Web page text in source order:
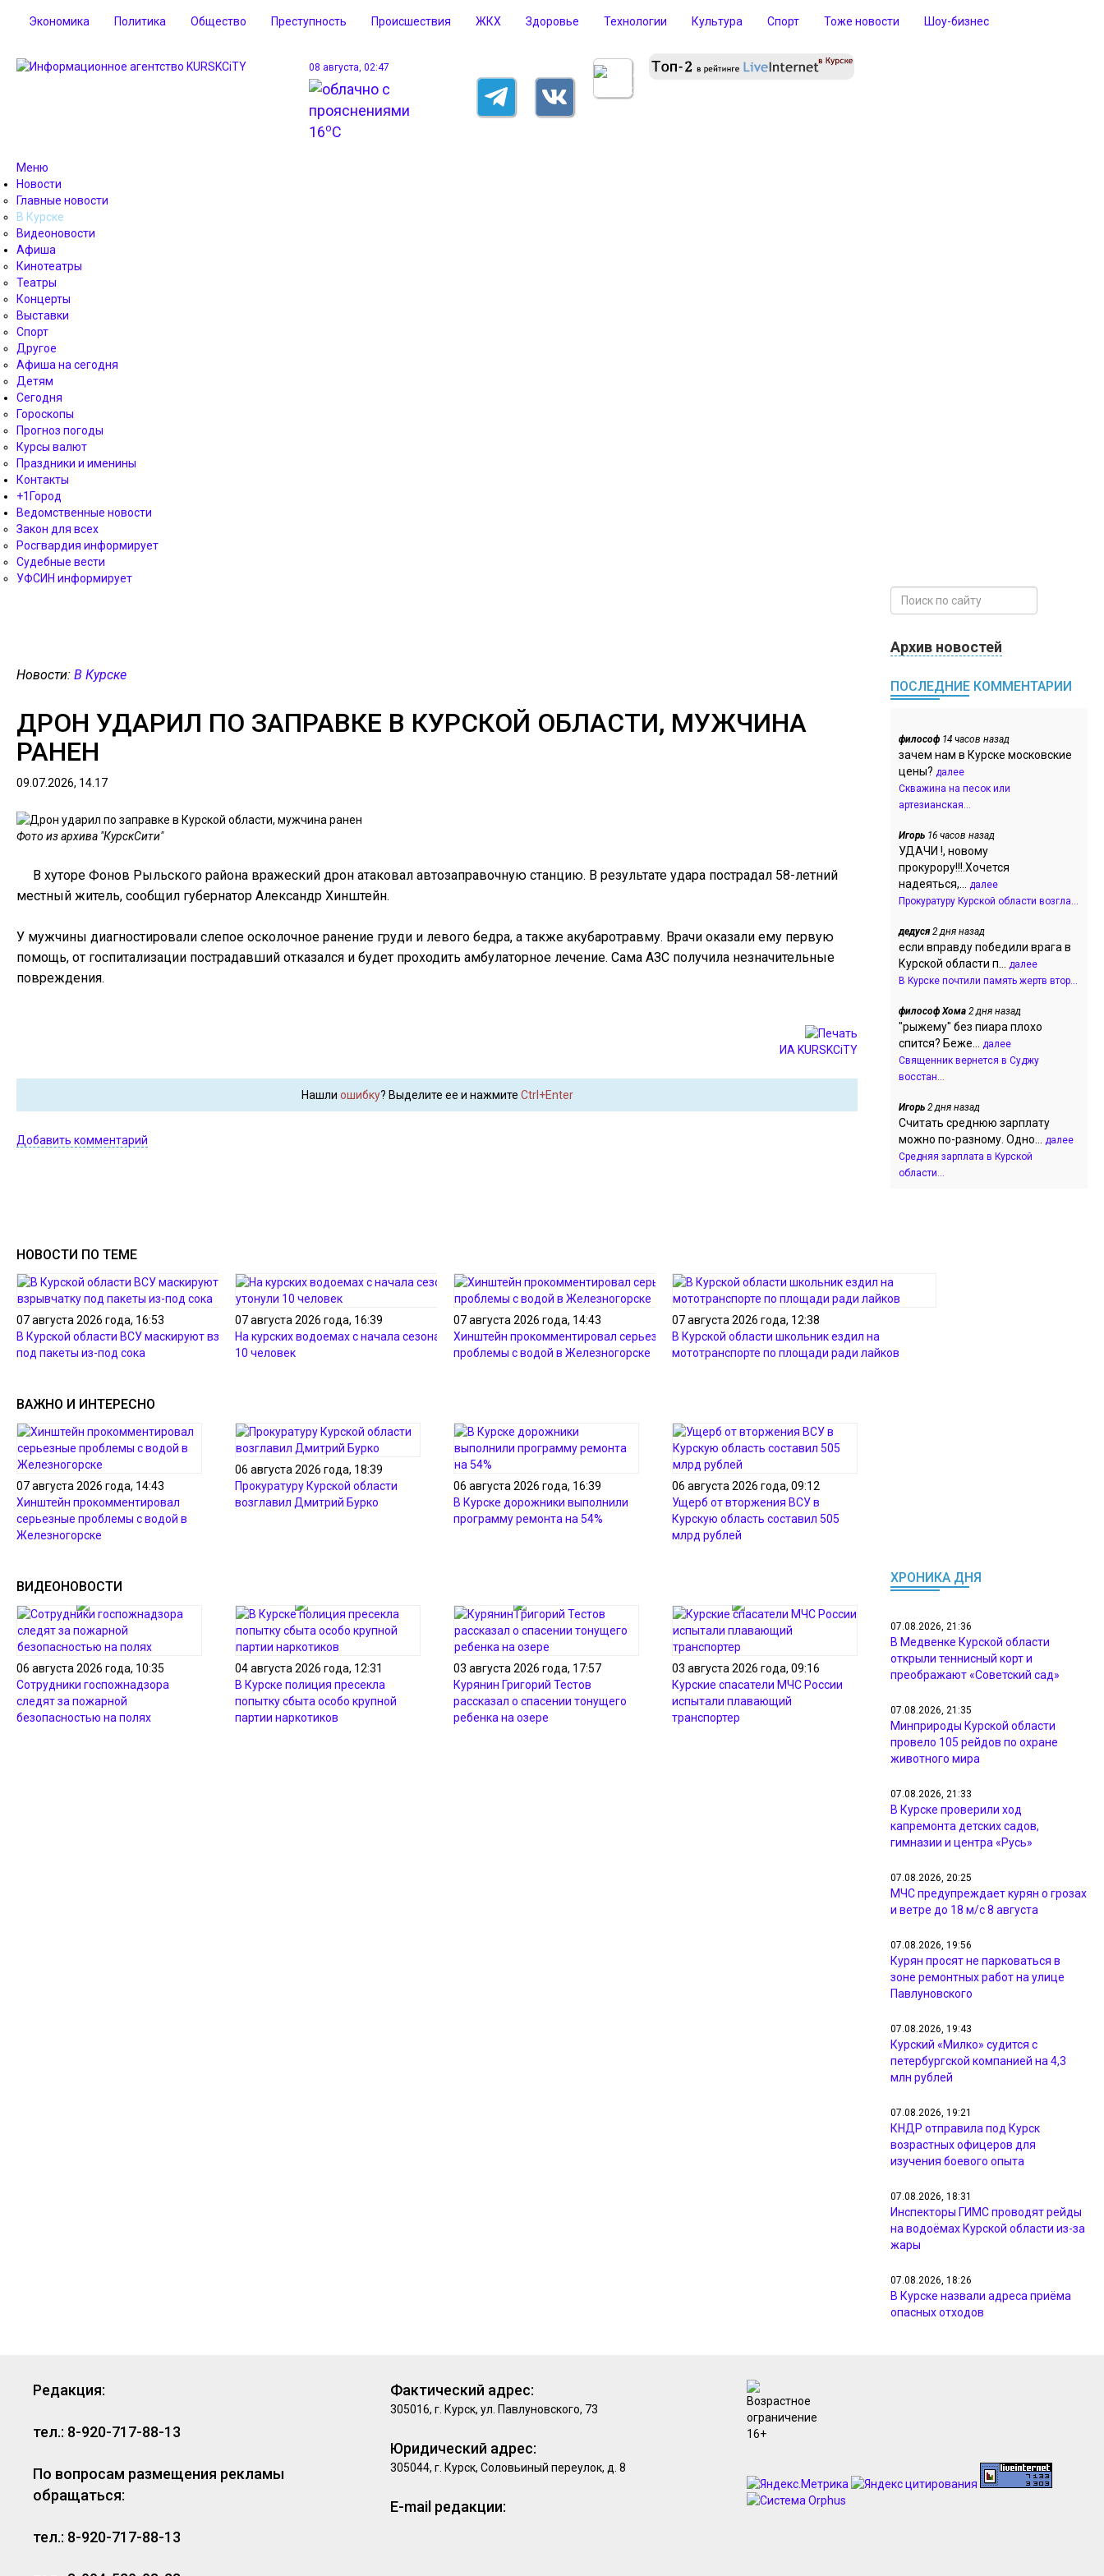
Экономика Политика Общество Преступность Происшествия ЖКХ Здоровье Технологии Культура Спорт Тоже новости Шоу-бизнес
08 августа, 02:47
16oC
Меню
Новости
Главные новости
В Курске
Видеоновости
Афиша
Кинотеатры
Театры
Концерты
Выставки
Спорт
Другое
Афиша на сегодня
Детям
Сегодня
Гороскопы
Прогноз погоды
Курсы валют
Праздники и именины
Контакты
+1Город
Ведомственные новости
Закон для всех
Росгвардия информирует
Судебные вести
УФСИН информирует
Новости: В Курске
ДРОН УДАРИЛ ПО ЗАПРАВКЕ В КУРСКОЙ ОБЛАСТИ, МУЖЧИНА
РАНЕН
09.07.2026, 14.17
Фото из архива "КурскСити"
В хуторе Фонов Рыльского района вражеский дрон атаковал автозаправочную станцию. В результате удара пострадал 58-летний
местный житель, сообщил губернатор Александр Хинштейн.
У мужчины диагностировали слепое осколочное ранение груди и левого бедра, а также акубаротравму. Врачи оказали ему первую
помощь, от госпитализации пострадавший отказался и будет проходить амбулаторное лечение. Сама АЗС получила незначительные
повреждения.
ИА KURSKCiTY
Нашли ошибку? Выделите ее и нажмите Ctrl+Enter
Добавить комментарий
НОВОСТИ ПО ТЕМЕ
07 августа 2026 года, 16:53
В Курской области ВСУ маскируют взрывчатку
под пакеты из-под сока
07 августа 2026 года, 16:39
На курских водоемах с начала сезона утонули
10 человек
07 августа 2026 года, 14:43
Хинштейн прокомментировал серьезные
проблемы с водой в Железногорске
07 августа 2026 года, 12:38
В Курской области школьник ездил на
мототранспорте по площади ради лайков
ВАЖНО И ИНТЕРЕСНО
07 августа 2026 года, 14:43
Хинштейн прокомментировал
серьезные проблемы с водой в
Железногорске
06 августа 2026 года, 18:39
Прокуратуру Курской области
возглавил Дмитрий Бурко
06 августа 2026 года, 16:39
В Курске дорожники выполнили
программу ремонта на 54%
06 августа 2026 года, 09:12
Ущерб от вторжения ВСУ в
Курскую область составил 505
млрд рублей
ВИДЕОНОВОСТИ
06 августа 2026 года, 10:35
Сотрудники госпожнадзора
следят за пожарной
безопасностью на полях
04 августа 2026 года, 12:31
В Курске полиция пресекла
попытку сбыта особо крупной
партии наркотиков
03 августа 2026 года, 17:57
Курянин Григорий Тестов
рассказал о спасении тонущего
ребенка на озере
03 августа 2026 года, 09:16
Курские спасатели МЧС России
испытали плавающий
транспортер
Архив новостей
ПОСЛЕДНИЕ КОММЕНТАРИИ
философ 14 часов назад
зачем нам в Курске московские
цены? далее
Скважина на песок или
артезианская...
Игорь 16 часов назад
УДАЧИ !, новому
прокурору!!!.Хочется
надеяться,... далее
Прокуратуру Курской области возгла...
дедуся2 дня назад
если вправду победили врага в
Курской области п... далее
В Курске почтили память жертв втор...
философ Хома 2 дня назад
"рыжему" без пиара плохо
спится? Беже... далее
Священник вернется в Суджу
восстан...
Игорь 2 дня назад
Считать среднюю зарплату
можно по-разному. Одно... далее
Средняя зарплата в Курской
области...
ХРОНИКА ДНЯ
07.08.2026, 21:36
В Медвенке Курской области
открыли теннисный корт и
преображают «Советский сад»
07.08.2026, 21:35
Минприроды Курской области
провело 105 рейдов по охране
животного мира
07.08.2026, 21:33
В Курске проверили ход
капремонта детских садов,
гимназии и центра «Русь»
07.08.2026, 20:25
МЧС предупреждает курян о грозах
и ветре до 18 м/с 8 августа
07.08.2026, 19:56
Курян просят не парковаться в
зоне ремонтных работ на улице
Павлуновского
07.08.2026, 19:43
Курский «Милко» судится с
петербургской компанией на 4,3
млн рублей
07.08.2026, 19:21
КНДР отправила под Курск
возрастных офицеров для
изучения боевого опыта
07.08.2026, 18:31
Инспекторы ГИМС проводят рейды
на водоёмах Курской области из-за
жары
07.08.2026, 18:26
В Курске назвали адреса приёма
опасных отходов
разметку после жалоб прокурору
Редакция:
тел.: 8-920-717-88-13
По вопросам размещения рекламы
обращаться:
тел.: 8-920-717-88-13
Фактический адрес:
305016, г. Курск, ул. Павлуновского, 73
Юридический адрес:
305044, г. Курск, Соловьиный переулок, д. 8
E-mail редакции: